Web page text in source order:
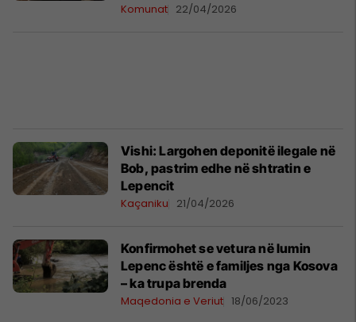
ujërave
Komunat 22/04/2026
Vishi: Largohen deponitë ilegale në
Bob, pastrim edhe në shtratin e
Lepencit
Kaçaniku 21/04/2026
Konfirmohet se vetura në lumin
Lepenc është e familjes nga Kosova
– ka trupa brenda
Maqedonia e Veriut 18/06/2023